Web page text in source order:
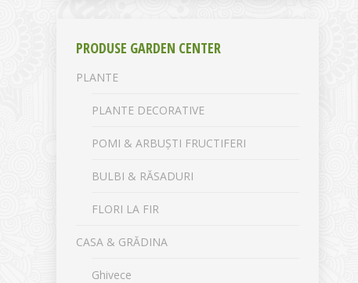
PRODUSE GARDEN CENTER
PLANTE
PLANTE DECORATIVE
POMI & ARBUȘTI FRUCTIFERI
BULBI & RĂSADURI
FLORI LA FIR
CASA & GRĂDINA
Ghivece